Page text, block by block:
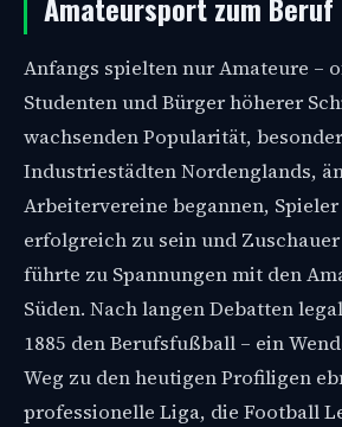
Anfangs spielten nur Amateure –
Studenten und Bürger höherer
wachsenden Popularität,
Industriestädten Nordenglands,
Arbeitervereine begannen,
erfolgreich zu sein und
führte zu Spannungen mit den
Süden. Nach langen Debatten
1885 den Berufsfußball – ein
Weg zu den heutigen Profiligen
professionelle Liga, die Football